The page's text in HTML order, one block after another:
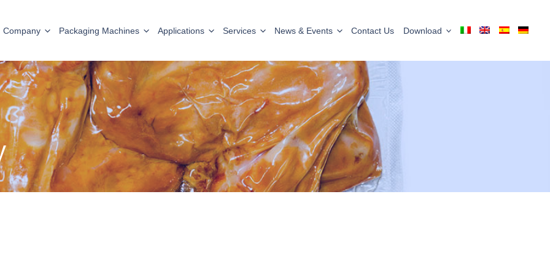
Company Packaging Machines Applications Services News & Events Contact Us Download